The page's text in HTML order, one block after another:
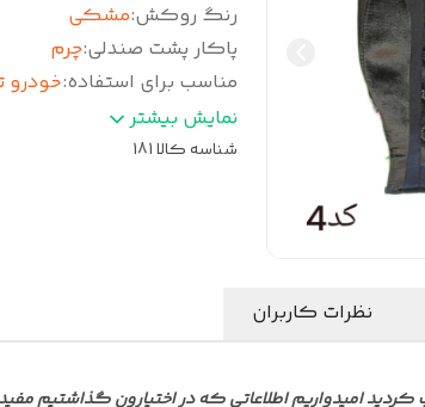
رنگ روکش:مشکی
پاکار پشت صندلی:چرم
مناسب برای استفاده:خودرو تیبا2
رنگ دوخت:مشکینمایش بیشتر
شناسه کالا181
نظرات کاربران
کردید امیدواریم اطلاعاتی که در اختیارون گذاشتیم